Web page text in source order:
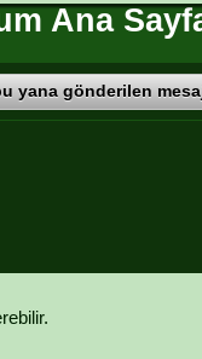
Ana
yana gönderilen